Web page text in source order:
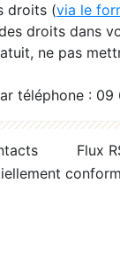
droits (via le
droits dans
ne pas
téléphone :
Flux